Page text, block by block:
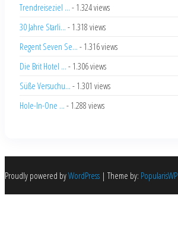
Trendreiseziel ... - 1.324 views
30 Jahre Starli... - 1.318 views
Regent Seven Se... - 1.316 views
Die Brit Hotel ... - 1.306 views
Süße Versuchu... - 1.301 views
Hole-In-One ... - 1.288 views
Proudly powered byWordPress | Theme by: PopularisWP